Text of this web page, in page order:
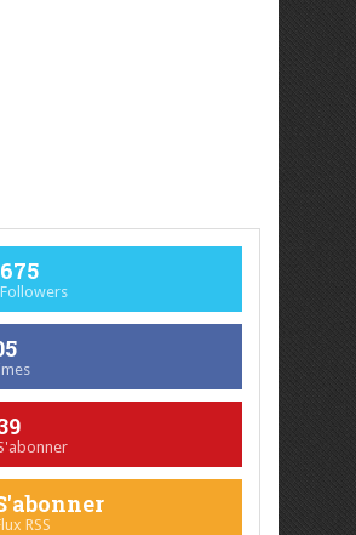
675
Followers
RSS